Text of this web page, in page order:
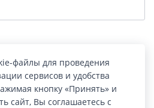
платеж
файлы для проведения
сервисов и удобства
кнопку «Принять» и
сайт, Вы соглашаетесь с